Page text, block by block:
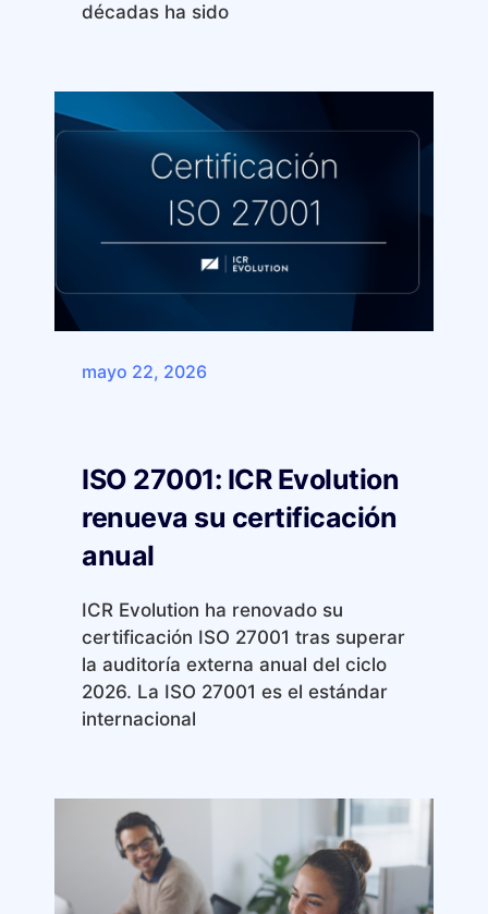
décadas ha sido
mayo 22, 2026
ISO 27001: ICR Evolution
renueva su certificación
anual
ICR Evolution ha renovado su
certificación ISO 27001 tras superar
la auditoría externa anual del ciclo
2026. La ISO 27001 es el estándar
internacional